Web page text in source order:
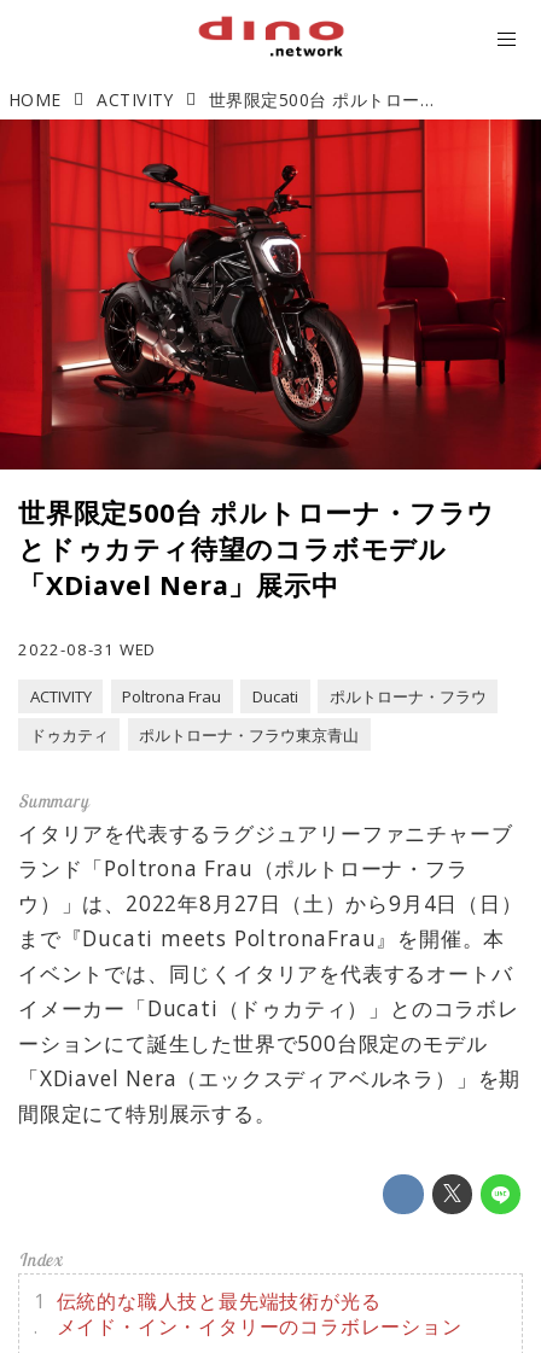
HOME ACTIVITY 世界限定500台 ポルトローナ・フラウとドゥカティ待望のコラボモデル「XDiavel Nera」展示中
世界限定500台 ポルトローナ・フラウ
とドゥカティ待望のコラボモデル
「XDiavel Nera」展示中
2022-08-31 WED
ACTIVITY Poltrona Frau Ducati
ポルトローナ・フラウ
ドゥカティ
ポルトローナ・フラウ東京青山
イタリアを代表するラグジュアリーファニチャーブ
ランド「Poltrona Frau（ポルトローナ・フラ
ウ）」は、2022年8月27日（土）から9月4日（日）
まで『Ducati meets PoltronaFrau』を開催。本
イベントでは、同じくイタリアを代表するオートバ
イメーカー「Ducati（ドゥカティ）」とのコラボレ
ーションにて誕生した世界で500台限定のモデル
「XDiavel Nera（エックスディアベルネラ）」を期
間限定にて特別展示する。
伝統的な職人技と最先端技術が光る
メイド・イン・イタリーのコラボレーション